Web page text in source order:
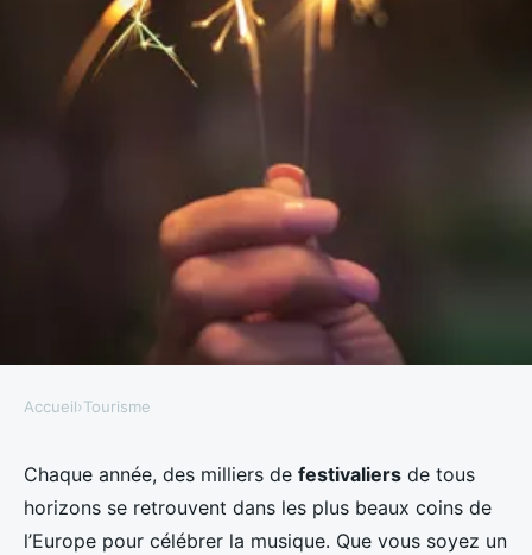
Quels sont les meilleurs festivals
de musique en Europe ?
Accueil›Tourisme
Chaque année, des milliers de festivaliers de tous
horizons se retrouvent dans les plus beaux coins de
l’Europe pour célébrer la musique. Que vous soyez un